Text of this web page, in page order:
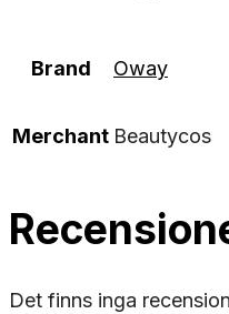
Brand Oway
Merchant Beautycos
Det finns inga